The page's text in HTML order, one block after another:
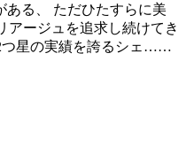
ある、 ただひたすらに美
アージュを追求し続けてき
つ星の実績を誇るシェ……